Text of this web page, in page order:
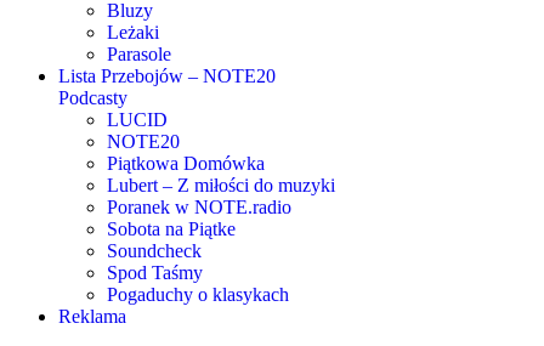
Bluzy
Leżaki
Parasole
Lista Przebojów – NOTE20
Podcasty
LUCID
NOTE20
Piątkowa Domówka
Lubert – Z miłości do muzyki
Poranek w NOTE.radio
Sobota na Piątke
Soundcheck
Spod Taśmy
Pogaduchy o klasykach
Reklama